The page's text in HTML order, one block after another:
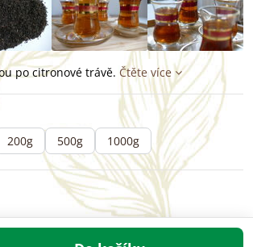
po citronové trávě. Čtěte více
200g 500g 1000g